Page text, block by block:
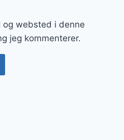
og websted i denne
jeg kommenterer.